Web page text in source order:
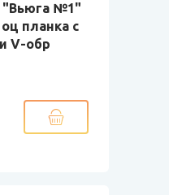
"Вьюга №1"
планка с
V-обр